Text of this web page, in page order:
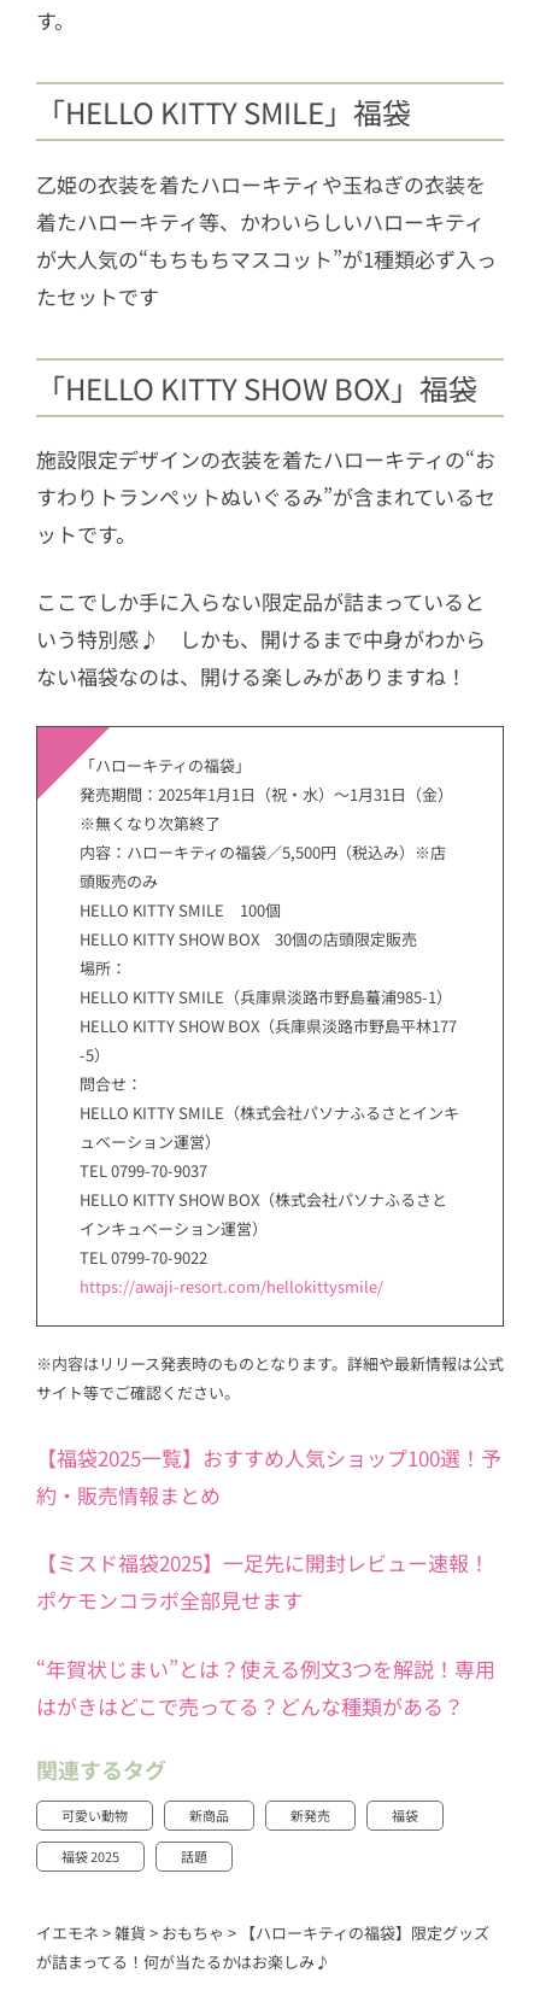
す。
「HELLO KITTY SMILE」福袋
乙姫の衣装を着たハローキティや玉ねぎの衣装を
着たハローキティ等、かわいらしいハローキティ
が大人気の“もちもちマスコット”が1種類必ず入っ
たセットです
「HELLO KITTY SHOW BOX」福袋
施設限定デザインの衣装を着たハローキティの“お
すわりトランペットぬいぐるみ”が含まれているセ
ットです。
ここでしか手に入らない限定品が詰まっていると
いう特別感♪ しかも、開けるまで中身がわから
ない福袋なのは、開ける楽しみがありますね！
「ハローキティの福袋」
発売期間：2025年1月1日（祝・水）～1月31日（金）
※無くなり次第終了
内容：ハローキティの福袋／5,500円（税込み）※店
頭販売のみ
HELLO KITTY SMILE 100個
HELLO KITTY SHOW BOX 30個の店頭限定販売
場所：
HELLO KITTY SMILE（兵庫県淡路市野島蟇浦985-1）
HELLO KITTY SHOW BOX（兵庫県淡路市野島平林177
-5）
問合せ：
HELLO KITTY SMILE（株式会社パソナふるさとインキ
ュベーション運営）
TEL 0799-70-9037
HELLO KITTY SHOW BOX（株式会社パソナふるさと
インキュベーション運営）
TEL 0799-70-9022
https://awaji-resort.com/hellokittysmile/
※内容はリリース発表時のものとなります。詳細や最新情報は公式
サイト等でご確認ください。
【福袋2025一覧】おすすめ人気ショップ100選！予
約・販売情報まとめ
【ミスド福袋2025】一足先に開封レビュー速報！
ポケモンコラボ全部見せます
“年賀状じまい”とは？使える例文3つを解説！専用
はがきはどこで売ってる？どんな種類がある？
関連するタグ
可愛い動物 新商品 新発売 福袋
福袋 2025 話題
イエモネ >雑貨 > おもちゃ > 【ハローキティの福袋】限定グッズ
が詰まってる！何が当たるかはお楽しみ♪